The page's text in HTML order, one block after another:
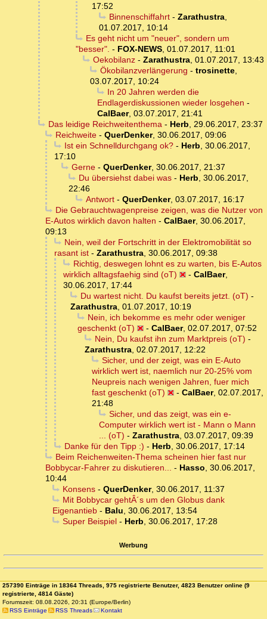
17:52
Binnenschiffahrt- Zarathustra,
01.07.2017, 10:14
Es geht nicht um "neuer", sondern um
"besser". - FOX-NEWS, 01.07.2017, 11:01
Oekobilanz- Zarathustra, 01.07.2017, 13:43
Ökobilanzverlängerung - trosinette,
03.07.2017, 10:24
In 20 Jahren werden die
Endlagerdiskussionen wieder losgehen -
CalBaer, 03.07.2017, 21:41
Das leidige Reichweitenthema- Herb, 29.06.2017, 23:37
Reichweite- QuerDenker, 30.06.2017, 09:06
Ist ein Schnelldurchgang ok?- Herb, 30.06.2017,
17:10
Gerne- QuerDenker, 30.06.2017, 21:37
Du übersiehst dabei was- Herb, 30.06.2017,
22:46
Antwort- QuerDenker, 03.07.2017, 16:17
Die Gebrauchtwagenpreise zeigen, was die Nutzer von
E-Autos wirklich davon halten - CalBaer, 30.06.2017,
09:13
Nein, weil der Fortschritt in der Elektromobilität so
rasant ist - Zarathustra, 30.06.2017, 09:38
Richtig, deswegen lohnt es zu warten, bis E-Autos
wirklich alltagsfaehig sind (oT)
- CalBaer,
30.06.2017, 17:44
Du wartest nicht. Du kaufst bereits jetzt. (oT) -
Zarathustra, 01.07.2017, 10:19
Nein, ich bekomme es mehr oder weniger
geschenkt (oT)
- CalBaer, 02.07.2017, 07:52
Nein, Du kaufst ihn zum Marktpreis (oT) -
Zarathustra, 02.07.2017, 12:22
Sicher, und der zeigt, was ein E-Auto
wirklich wert ist, naemlich nur 20-25% vom
Neupreis nach wenigen Jahren, fuer mich
fast geschenkt (oT)
- CalBaer, 02.07.2017,
21:48
Sicher, und das zeigt, was ein e-
Computer wirklich wert ist - Mann o Mann
... (oT) - Zarathustra, 03.07.2017, 09:39
Danke für den Tipp :) - Herb, 30.06.2017, 17:14
Beim Reichenweiten-Thema scheinen hier fast nur
Bobbycar-Fahrer zu diskutieren... - Hasso, 30.06.2017,
10:44
Konsens- QuerDenker, 30.06.2017, 11:37
Mit Bobbycar gehtÂ´s um den Globus dank
Eigenantieb - Balu, 30.06.2017, 13:54
Super Beispiel- Herb, 30.06.2017, 17:28
Werbung
257390 Einträge in 18364 Threads, 975 registrierte Benutzer, 4823 Benutzer online (9
registrierte, 4814 Gäste)
Forumszeit: 08.08.2026, 20:31 (Europe/Berlin)
RSS Einträge
RSS Threads Kontakt